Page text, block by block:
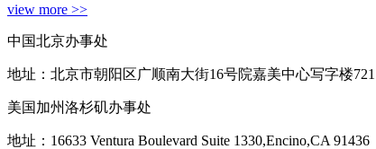
view more >>
中国北京办事处
地址：北京市朝阳区广顺南大街16号院嘉美中心写字楼721
美国加州洛杉矶办事处
地址：16633 Ventura Boulevard Suite 1330,Encino,CA 91436